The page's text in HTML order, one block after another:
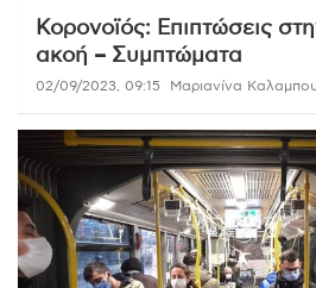
Κορονοϊός: Επιπτώσεις
ακοή – Συμπτώματα
02/09/2023, 09:15 Μαριανίνα